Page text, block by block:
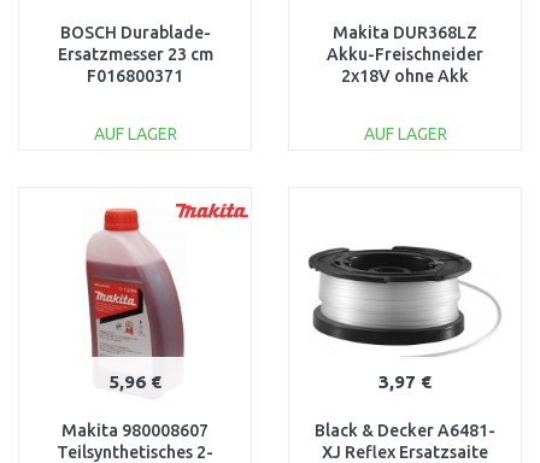
BOSCH Durablade-
Ersatzmesser 23 cm
F016800371
AUF LAGER
Vergleichen
Makita DUR368LZ
Akku-Freischneider
2x18V ohne Akk
AUF LAGER
5,96 €
Makita 980008607
Teilsynthetisches 2-
3,97 €
Black & Decker A6481-
XJ Reflex Ersatzsaite